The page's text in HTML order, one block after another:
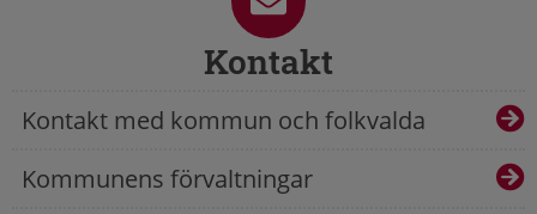
Kontakt
Kontakt med kommun och folkvalda
Kommunens förvaltningar